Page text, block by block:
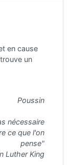
en cause
un
Poussin
nécessaire
ce que l'on
pense"
Luther King